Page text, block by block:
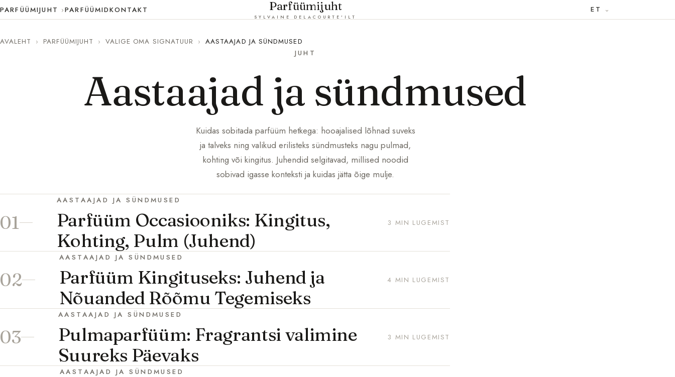
PARFÜÜMIJUHT PARFÜÜMIDKONTAKT Parfüümijuht
SYLVAINE DELACOURTE'ILT
ET
AVALEHT › PARFÜÜMIJUHT › VALIGE OMA SIGNATUUR › AASTAAJAD JA SÜNDMUSED
JUHT
Aastaajad ja sündmused
Kuidas sobitada parfüüm hetkega: hooajalised lõhnad suveks
ja talveks ning valikud erilisteks sündmusteks nagu pulmad,
kohting või kingitus. Juhendid selgitavad, millised noodid
sobivad igasse konteksti ja kuidas jätta õige mulje.
01
AASTAAJAD JA SÜNDMUSED
Parfüüm Occasiooniks: Kingitus,
Kohting, Pulm (Juhend)
3 MIN LUGEMIST
02
AASTAAJAD JA SÜNDMUSED
Parfüüm Kingituseks: Juhend ja
Nõuanded Rõõmu Tegemiseks
4 MIN LUGEMIST
03
AASTAAJAD JA SÜNDMUSED
Pulmaparfüüm: Fragrantsi valimine
Suureks Päevaks
3 MIN LUGEMIST
AASTAAJAD JA SÜNDMUSED